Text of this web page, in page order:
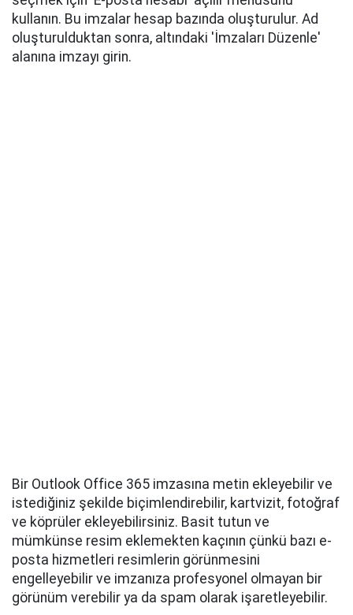
kullanın. Bu imzalar hesap bazında oluşturulur. Ad
oluşturulduktan sonra, altındaki 'İmzaları Düzenle'
alanına imzayı girin.
Bir Outlook Office 365 imzasına metin ekleyebilir ve
istediğiniz şekilde biçimlendirebilir, kartvizit, fotoğraf
ve köprüler ekleyebilirsiniz. Basit tutun ve
mümkünse resim eklemekten kaçının çünkü bazı e-
posta hizmetleri resimlerin görünmesini
engelleyebilir ve imzanıza profesyonel olmayan bir
görünüm verebilir ya da spam olarak işaretleyebilir.